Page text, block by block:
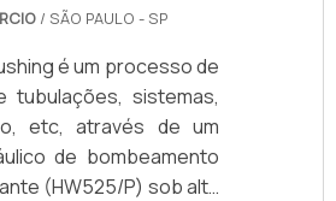
/ SÃO PAULO - SP
é um processo de
tubulações, sistemas,
etc, através de um
de bombeamento
(HW525/P) sob alta